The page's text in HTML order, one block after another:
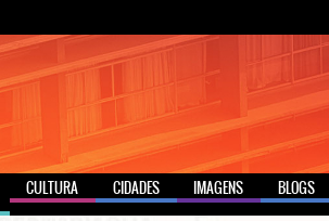
CULTURA CIDADES IMAGENS BLOGS